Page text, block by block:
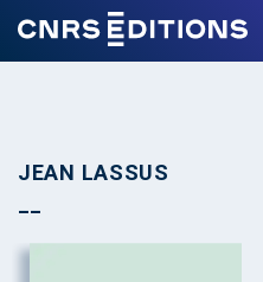
JEAN LASSUS